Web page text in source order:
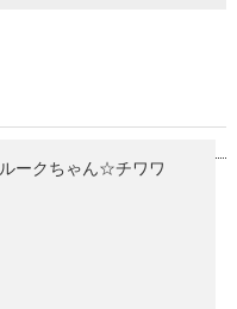
ルークちゃん☆チワワ